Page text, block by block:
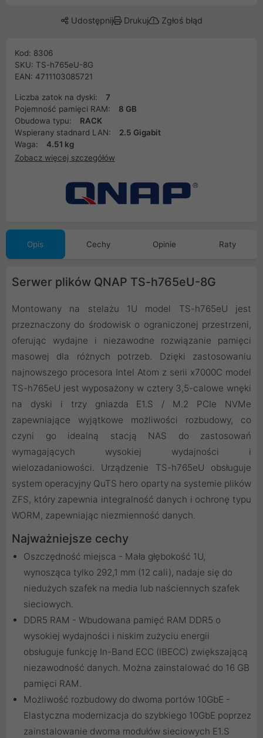
Udostępnij Drukuj Zgłoś błąd
Kod: 8306
SKU: TS-h765eU-8G
EAN: 4711103085721
Liczba zatok na dyski:
7
Pojemność pamięci RAM:
8 GB
Obudowa typu:
RACK
Wspierany stadnard LAN:
2.5 Gigabit
Waga:
4.51 kg
Zobacz więcej szczegółów
Opis Cechy Opinie Raty
Serwer plików QNAP TS-h765eU-8G
Montowany na stelażu 1U model TS-h765eU jest
przeznaczony do środowisk o ograniczonej przestrzeni,
oferując wydajne i niezawodne rozwiązanie pamięci
masowej dla różnych potrzeb. Dzięki zastosowaniu
najnowszego procesora Intel Atom z serii x7000C model
TS-h765eU jest wyposażony w cztery 3,5-calowe wnęki
na dyski i trzy gniazda E1.S / M.2 PCIe NVMe
zapewniające wyjątkowe możliwości rozbudowy, co
czyni go idealną stacją NAS do zastosowań
wymagających wysokiej wydajności i
wielozadaniowości. Urządzenie TS-h765eU obsługuje
system operacyjny QuTS hero oparty na systemie plików
ZFS, który zapewnia integralność danych i ochronę typu
WORM, zapewniając niezmienność danych.
Najważniejsze cechy
Oszczędność miejsca - Mała głębokość 1U,
wynosząca tylko 292,1 mm (12 cali), nadaje się do
niedużych szafek na media lub naściennych szafek
sieciowych.
DDR5 RAM - Wbudowana pamięć RAM DDR5 o
wysokiej wydajności i niskim zużyciu energii
obsługuje funkcję In-Band ECC (IBECC) zwiększającą
niezawodność danych. Można zainstalować do 16 GB
pamięci RAM.
Możliwość rozbudowy do dwoma portów 10GbE -
Elastyczna modernizacja do szybkiego 10GbE poprzez
zainstalowanie dwoma modułów sieciowych E1.S